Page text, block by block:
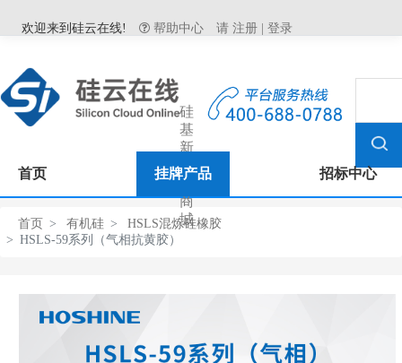
欢迎来到硅云在线! 帮助中心 请 注册 登录
硅
基
新
材
料
商
城
首页 挂牌产品 招标中心
首页 有机硅
HSLS混炼硅橡胶
HSLS-59系列（气相抗黄胶）